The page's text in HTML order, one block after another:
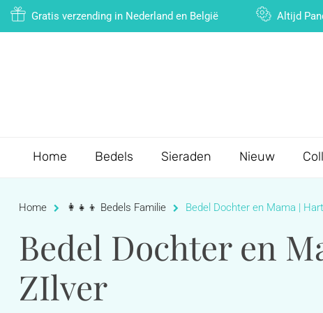
Gratis verzending in Nederland en België Altijd
Home Bedels Sieraden Nieuw
Home 👩‍👧‍👦 Bedels Familie Bedel Dochter en Mama |
Bedel Dochter en
ZIlver